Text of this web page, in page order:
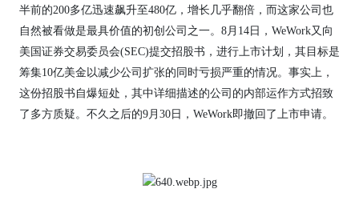
半前的200多亿迅速飙升至480亿，增长几乎翻倍，而这家公司也
自然被看做是最具价值的初创公司之一。8月14日，WeWork又向
美国证券交易委员会(SEC)提交招股书，进行上市计划，其目标是
筹集10亿美金以减少公司扩张的同时亏损严重的情况。事实上，
这份招股书自爆短处，其中详细描述的公司的内部运作方式招致
了多方质疑。不久之后的9月30日，WeWork即撤回了上市申请。